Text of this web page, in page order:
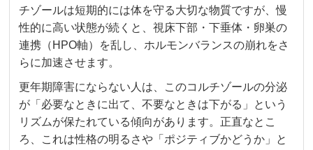
チゾールは短期的には体を守る大切な物質ですが、慢
性的に高い状態が続くと、視床下部・下垂体・卵巣の
連携（HPO軸）を乱し、ホルモンバランスの崩れをさ
らに加速させます。
更年期障害にならない人は、このコルチゾールの分泌
が「必要なときに出て、不要なときは下がる」という
リズムが保たれている傾向があります。正直なとこ
ろ、これは性格の明るさや「ポジティブかどうか」と